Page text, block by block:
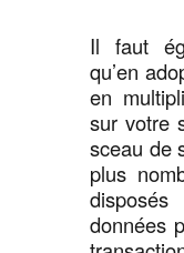
Il faut
qu’en
en
sur votre
sceau de
plus
données